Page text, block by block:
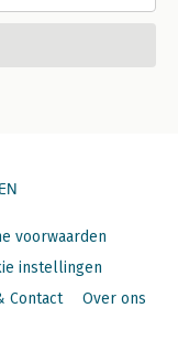
voorwaarden
instellingen
Contact Over ons